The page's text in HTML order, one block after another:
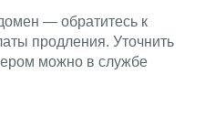
— обратитесь к
продления. Уточнить
можно в службе